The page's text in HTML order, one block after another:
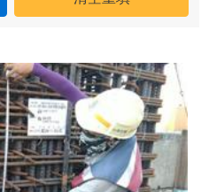
段)
)
English